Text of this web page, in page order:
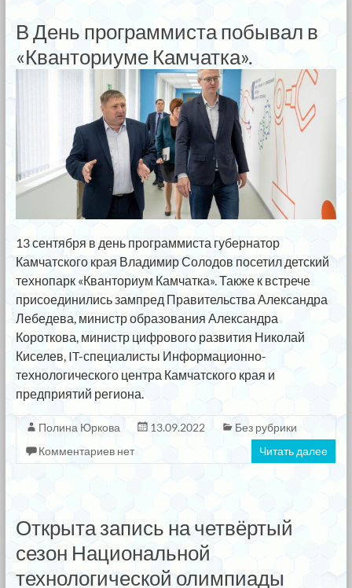
В День программиста побывал в
«Кванториуме Камчатка».
13 сентября в день программиста губернатор
Камчатского края Владимир Солодов посетил детский
технопарк «Кванториум Камчатка». Также к встрече
присоединились зампред Правительства Александра
Лебедева, министр образования Александра
Короткова, министр цифрового развития Николай
Киселев, IT-специалисты Информационно-
технологического центра Камчатского края и
предприятий региона.
Полина Юркова 13.09.2022
Без рубрики
Комментариев нет
Читать далее
Открыта запись на четвёртый
сезон Национальной
технологической олимпиады